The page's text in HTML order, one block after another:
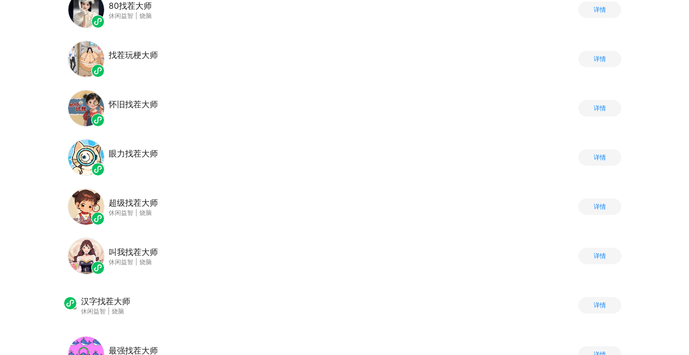
80找茬大师
休闲益智 烧脑
详情
找茬玩梗大师 详情
怀旧找茬大师 详情
眼力找茬大师 详情
超级找茬大师
休闲益智 烧脑
详情
叫我找茬大师
休闲益智 烧脑
详情
汉字找茬大师
休闲益智 烧脑
详情
最强找茬大师